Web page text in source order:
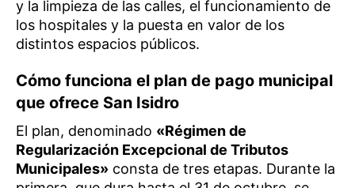
y la limpieza de las calles, el funcionamiento de
los hospitales y la puesta en valor de los
distintos espacios públicos.
Cómo funciona el plan de pago municipal
que ofrece San Isidro
El plan, denominado «Régimen de
Regularización Excepcional de Tributos
Municipales» consta de tres etapas. Durante la